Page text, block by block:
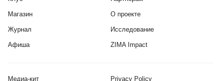
Магазин
Журнал
Афиша
О проекте
Исследование
ZIMA Impact
Медиа-кит Privacy Policy